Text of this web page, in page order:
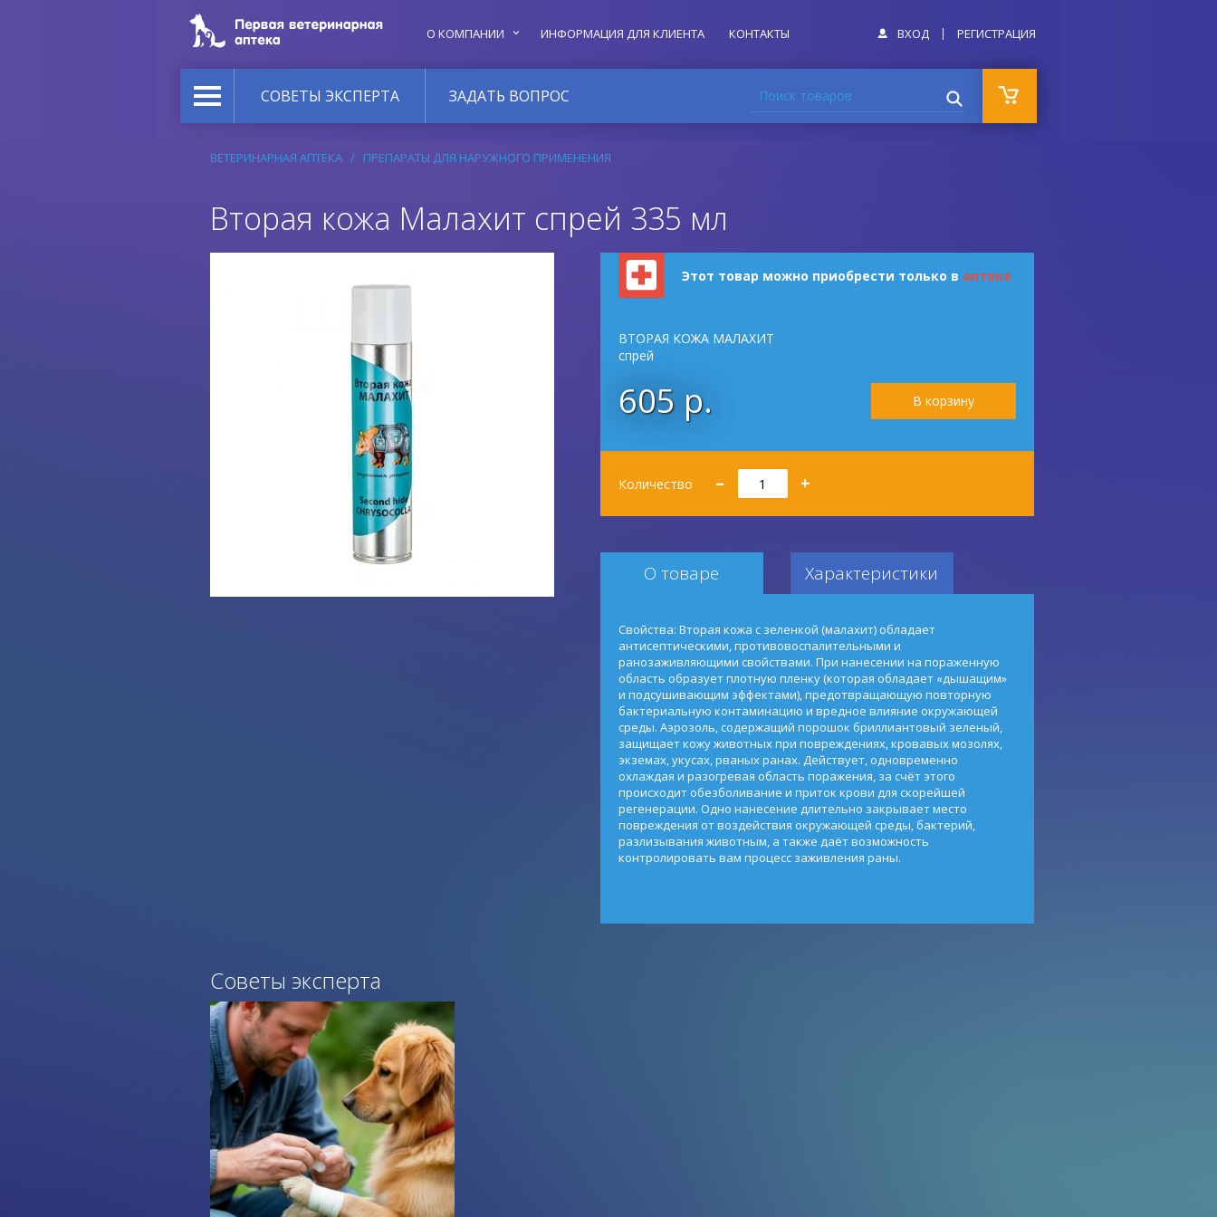
О КОМПАНИИ ИНФОРМАЦИЯ ДЛЯ КЛИЕНТА КОНТАКТЫ ВХОД РЕГИСТРАЦИЯ
СОВЕТЫ ЭКСПЕРТА ЗАДАТЬ ВОПРОС Поиск товаров
ВЕТЕРИНАРНАЯ АПТЕКА ПРЕПАРАТЫ ДЛЯ НАРУЖНОГО ПРИМЕНЕНИЯ
Вторая кожа Малахит спрей 335 мл
Этот товар можно приобрести только в аптеке
ВТОРАЯ КОЖА МАЛАХИТ
спрей
605 р.
Количество
Количество
– +
О товаре Характеристики
Свойства: Вторая кожа с зеленкой (малахит) обладает
антисептическими, противовоспалительными и
ранозаживляющими свойствами. При нанесении на пораженную
область образует плотную пленку (которая обладает «дышащим»
и подсушивающим эффектами), предотвращающую повторную
бактериальную контаминацию и вредное влияние окружающей
среды. Аэрозоль, содержащий порошок бриллиантовый зеленый,
защищает кожу животных при повреждениях, кровавых мозолях,
экземах, укусах, рваных ранах. Действует, одновременно
охлаждая и разогревая область поражения, за счёт этого
происходит обезболивание и приток крови для скорейшей
регенерации. Одно нанесение длительно закрывает место
повреждения от воздействия окружающей среды, бактерий,
разлизывания животным, а также даёт возможность
контролировать вам процесс заживления раны.
Советы эксперта